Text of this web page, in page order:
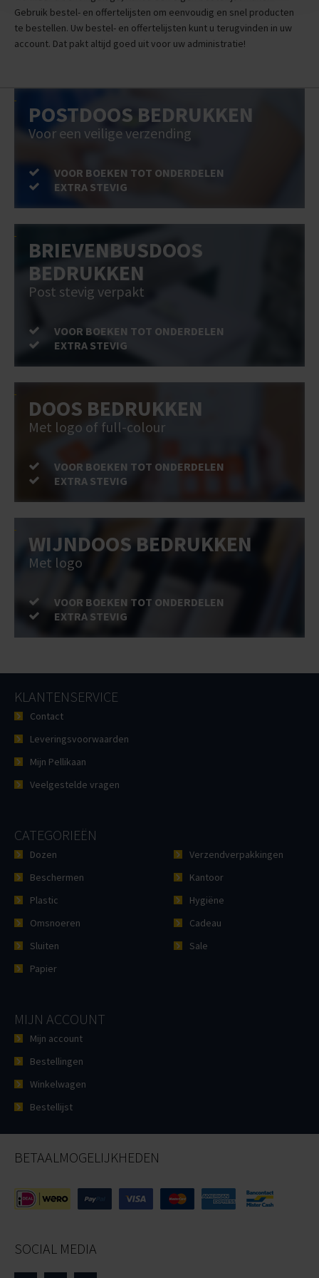
Gebruik bestel- en offertelijsten om eenvoudig en snel producten
te bestellen. Uw bestel- en offertelijsten kunt u terugvinden in uw
account. Dat pakt altijd goed uit voor uw administratie!
POSTDOOS BEDRUKKEN
Voor een veilige verzending
VOOR BOEKEN TOT ONDERDELEN
EXTRA STEVIG
BRIEVENBUSDOOS
BEDRUKKEN
Post stevig verpakt
VOOR BOEKEN TOT ONDERDELEN
EXTRA STEVIG
DOOS BEDRUKKEN
Met logo of full-colour
VOOR BOEKEN TOT ONDERDELEN
EXTRA STEVIG
WIJNDOOS BEDRUKKEN
Met logo
VOOR BOEKEN TOT ONDERDELEN
EXTRA STEVIG
KLANTENSERVICE
Contact
Leveringsvoorwaarden
Mijn Pellikaan
Veelgestelde vragen
CATEGORIEËN
Dozen
Beschermen
Plastic
Omsnoeren
Sluiten
Papier
Verzendverpakkingen
Kantoor
Hygiëne
Cadeau
Sale
MIJN ACCOUNT
Mijn account
Bestellingen
Winkelwagen
Bestellijst
BETAALMOGELIJKHEDEN
SOCIAL MEDIA